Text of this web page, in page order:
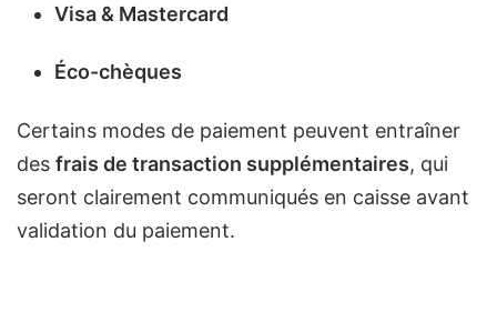
Visa & Mastercard
Éco-chèques
Certains modes de paiement peuvent entraîner
des frais de transaction supplémentaires, qui
seront clairement communiqués en caisse avant
validation du paiement.